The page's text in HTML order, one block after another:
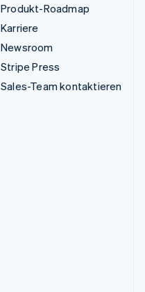
Produkt-Roadmap
Karriere
Newsroom
Stripe Press
Sales-Team kontaktieren